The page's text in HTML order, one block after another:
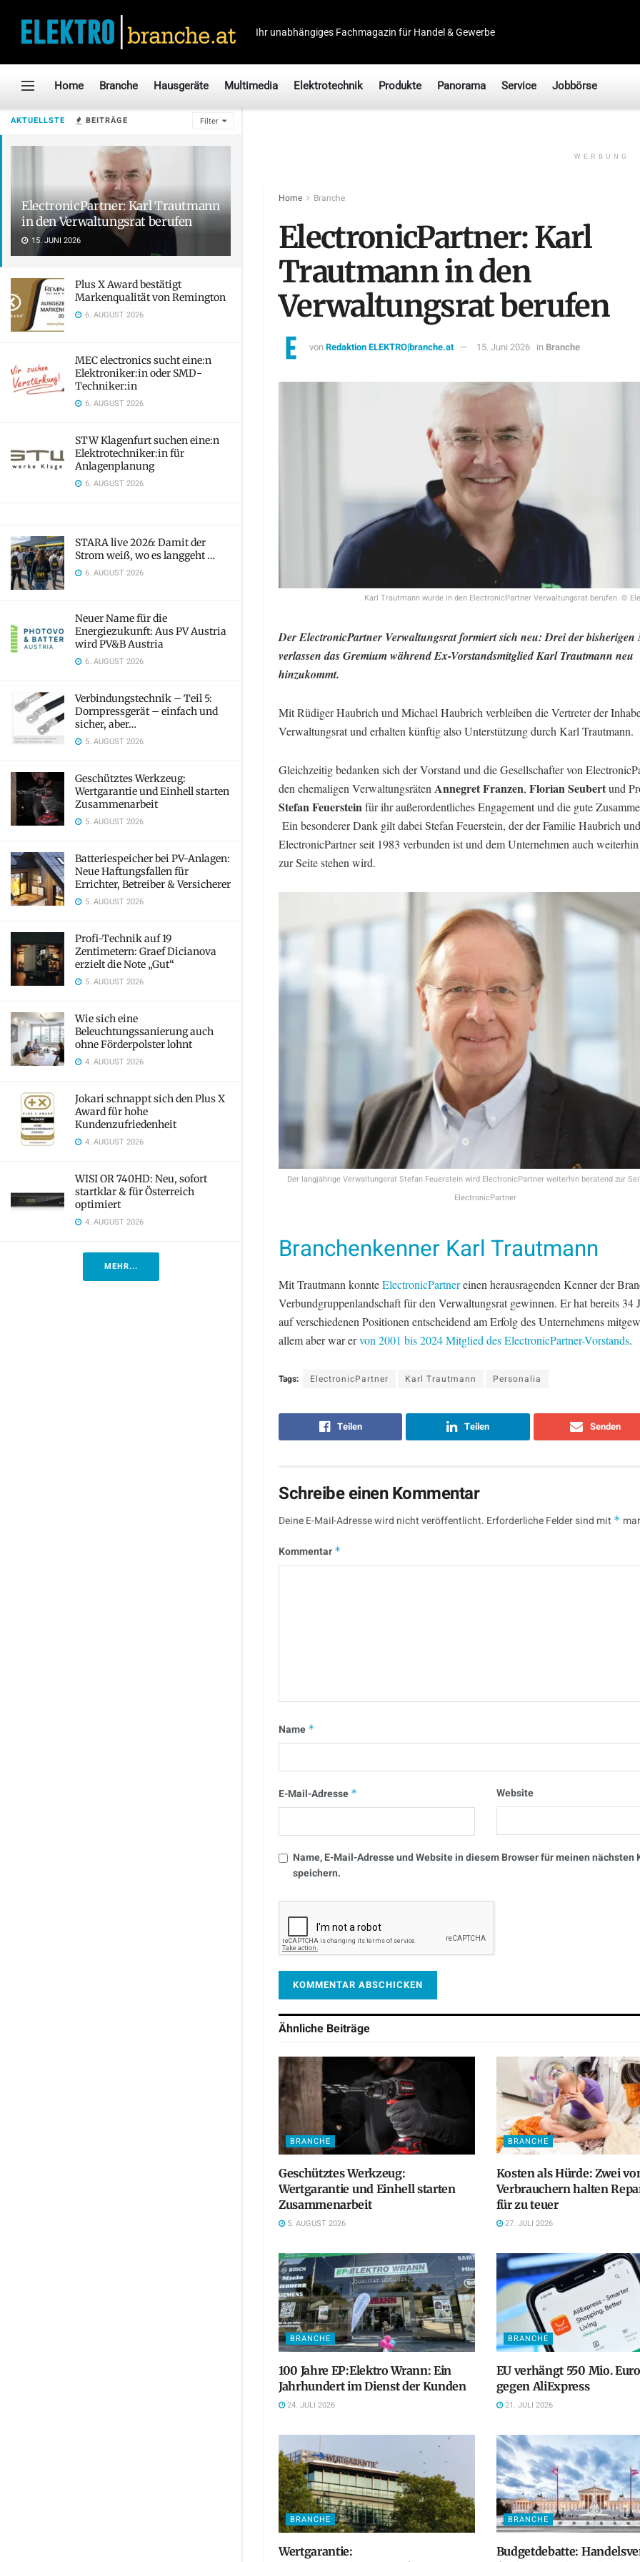
AKTUELLSTE BEITRÄGE Filter
ElectronicPartner: Karl Trautmann
in den Verwaltungsrat berufen
15. JUNI 2026
Plus X Award bestätigt
Markenqualität von Remington
6. AUGUST 2026
MEC electronics sucht eine:n
Elektroniker:in oder SMD-
Techniker:in
6. AUGUST 2026
STW Klagenfurt suchen eine:n
Elektrotechniker:in für
Anlagenplanung
6. AUGUST 2026
STARA live 2026: Damit der
Strom weiß, wo es langgeht …
6. AUGUST 2026
Neuer Name für die
Energiezukunft: Aus PV Austria
wird PV&B Austria
6. AUGUST 2026
Verbindungstechnik – Teil 5:
Dornpressgerät – einfach und
sicher, aber…
5. AUGUST 2026
Geschütztes Werkzeug:
Wertgarantie und Einhell starten
Zusammenarbeit
5. AUGUST 2026
Batteriespeicher bei PV-Anlagen:
Neue Haftungsfallen für
Errichter, Betreiber & Versicherer
5. AUGUST 2026
Profi-Technik auf 19
Zentimetern: Graef Dicianova
erzielt die Note „Gut“
5. AUGUST 2026
Wie sich eine
Beleuchtungssanierung auch
ohne Förderpolster lohnt
4. AUGUST 2026
Jokari schnappt sich den Plus X
Award für hohe
Kundenzufriedenheit
4. AUGUST 2026
WISI OR 740HD: Neu, sofort
startklar & für Österreich
optimiert
4. AUGUST 2026
MEHR...
Ihr unabhängiges Fachmagazin für Handel & Gewerbe
Home Branche Hausgeräte Multimedia Elektrotechnik Produkte Panorama Service Jobbörse
WERBUNG
Home Branche
ElectronicPartner: Karl
Trautmann in den
Verwaltungsrat berufen
vonRedaktion ELEKTRO|branche.at 15. Juni 2026 in Branche
Karl Trautmann wurde in den ElectronicPartner Verwaltungsrat berufen. ©
Der ElectronicPartner Verwaltungsrat formiert sich neu: Drei der bisherigen
verlassen das Gremium während Ex-Vorstandsmitglied Karl Trautmann neu
hinzukommt.
Mit Rüdiger Haubrich und Michael Haubrich verbleiben die Vertreter der
Verwaltungsrat und erhalten künftig also Unterstützung durch Karl Trautmann.
Gleichzeitig bedanken sich der Vorstand und die Gesellschafter von
den ehemaligen VerwaltungsrätenAnnegret Franzen, Florian Seubertund
Stefan Feuersteinfür ihr außerordentliches Engagement und die gute
Ein besonderer Dank gilt dabei Stefan Feuerstein, der der Familie Haubrich und
ElectronicPartner seit 1983 verbunden ist und dem Unternehmen auch
zur Seite stehen wird.
Der langjährige Verwaltungsrat Stefan Feuerstein wird ElectronicPartner weiterhin beratend zur
ElectronicPartner
Branchenkenner Karl Trautmann
Mit Trautmann konnteElectronicPartnereinen herausragenden Kenner der
Verbundgruppenlandschaft für den Verwaltungsrat gewinnen. Er hat bereits 34
auf verschiedenen Positionen entscheidend am Erfolg des Unternehmens
allem aber war ervon 2001 bis 2024 Mitglied des ElectronicPartner-Vorstands.
Tags: ElectronicPartner Karl Trautmann Personalia
Teilen Teilen Senden
Schreibe einen Kommentar
Deine E-Mail-Adresse wird nicht veröffentlicht. Erforderliche Felder sind mit *
Kommentar *
Name *
E-Mail-Adresse * Website
Name, E-Mail-Adresse und Website in diesem Browser für meinen nächsten
speichern.
Ähnliche Beiträge
BRANCHE
Geschütztes Werkzeug:
Wertgarantie und Einhell starten
Zusammenarbeit
5. AUGUST 2026
BRANCHE
Kosten als Hürde: Zwei
Verbrauchern halten
für zu teuer
27. JULI 2026
BRANCHE
100 Jahre EP:Elektro Wrann: Ein
Jahrhundert im Dienst der Kunden
24. JULI 2026
BRANCHE
EU verhängt 550 Mio.
gegen AliExpress
21. JULI 2026
BRANCHE
Wertgarantie:
BRANCHE
Budgetdebatte: